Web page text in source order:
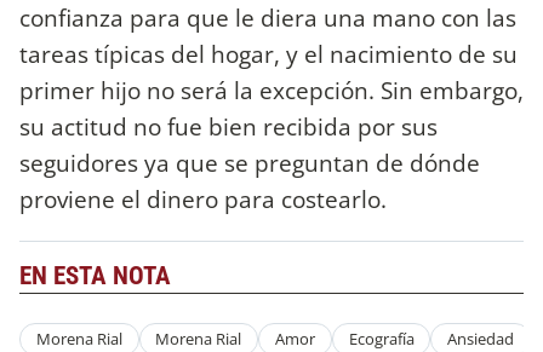
confianza para que le diera una mano con las
tareas típicas del hogar, y el nacimiento de su
primer hijo no será la excepción. Sin embargo,
su actitud no fue bien recibida por sus
seguidores ya que se preguntan de dónde
proviene el dinero para costearlo.
EN ESTA NOTA
Morena Rial Morena Rial Amor Ecografía Ansiedad